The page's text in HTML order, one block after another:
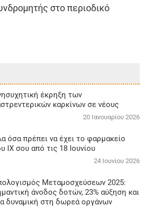
στο περιοδικό
έκρηξη των
καρκίνων σε νέους
20 Ιανουαρίου 2026
όσα πρέπει να έχει το φαρμακείο
ΙΧ σου από τις 18 Ιουνίου
24 Ιουνίου 2026
Μεταμοσχεύσεων 2025:
άνοδος δοτών, 23% αύξηση και
δυναμική στη δωρεά οργάνων